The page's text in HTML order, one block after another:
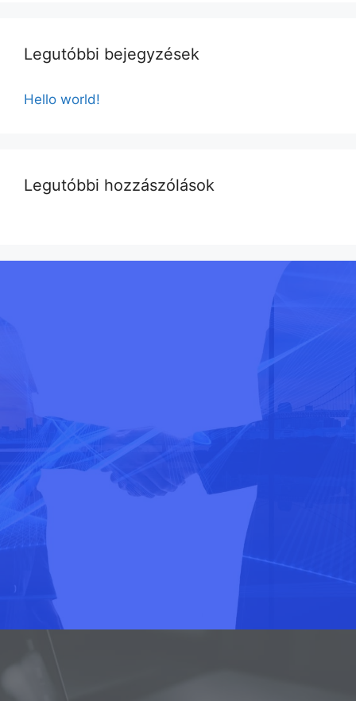
Legutóbbi bejegyzések
Hello world!
Legutóbbi hozzászólások